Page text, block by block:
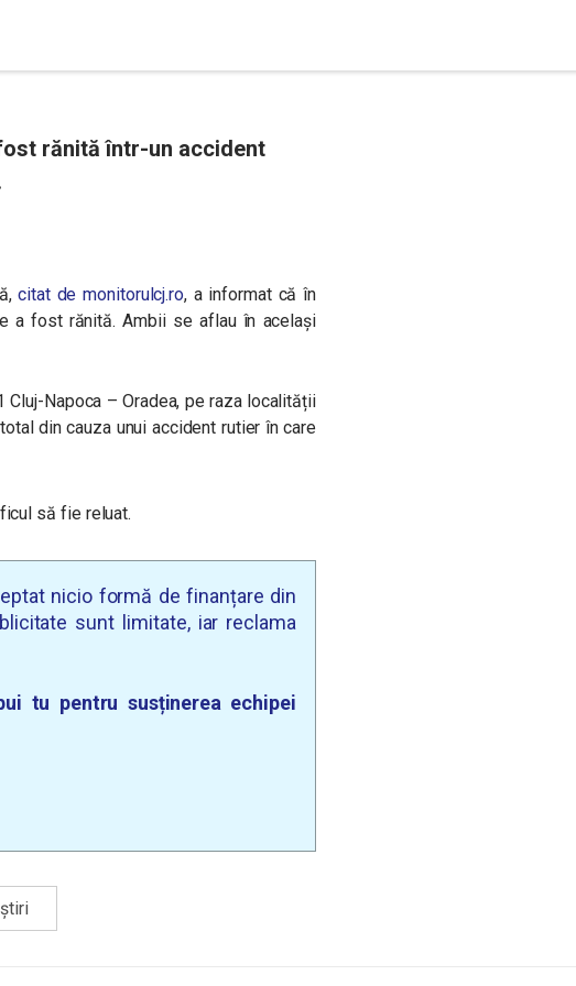
rănită într-un accident
citat de monitorulcj.ro, a informat că în
a fost rănită. Ambii se aflau în același
Napoca – Oradea, pe raza localității
din cauza unui accident rutier în care
să fie reluat.
nicio formă de finanțare din
sunt limitate, iar reclama
tu pentru susținerea echipei